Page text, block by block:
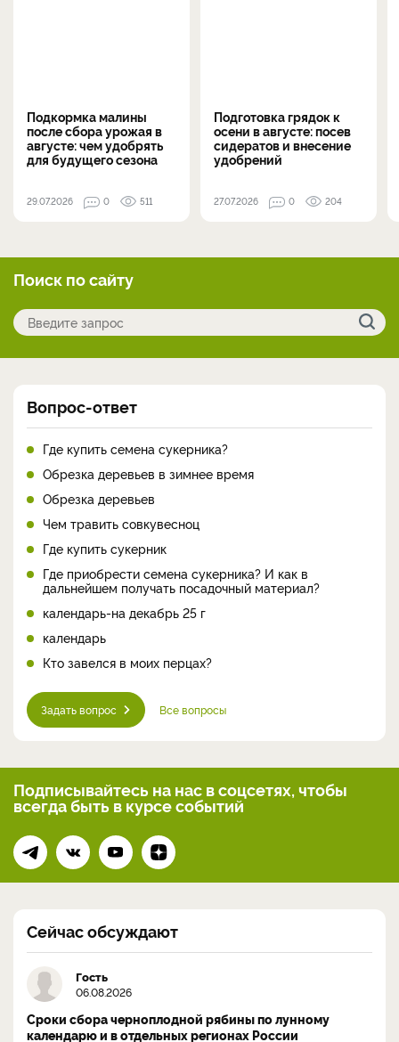
Подкормка малины
после сбора урожая в
августе: чем удобрять
для будущего сезона
29.07.2026 0 511
Подготовка грядок к
осени в августе: посев
сидератов и внесение
удобрений
27.07.2026 0 204
Поиск по сайту
Вопрос-ответ
Где купить семена сукерника?
Обрезка деревьев в зимнее время
Обрезка деревьев
Чем травить совкувесноц
Где купить сукерник
Где приобрести семена сукерника? И как в
дальнейшем получать посадочный материал?
календарь-на декабрь 25 г
календарь
Кто завелся в моих перцах?
Задать вопрос Все вопросы
Подписывайтесь на нас в соцсетях, чтобы
всегдабыть в курсе событий
Сейчас обсуждают
Гость
06.08.2026
Сроки сбора черноплодной рябины по лунному
календарю и в отдельных регионах России